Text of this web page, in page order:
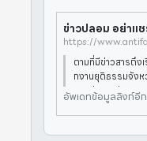
ตามที่มีข่าวสารถึง
กงานยุติธรรมจัง
ามคดีของ ปชช. แ
คล ทางศูนย์ต่อต้าน
การตรวจสอบข้อเ
ปลัดกระทรวงยุติ
อัพเดทข้อมูลลิงก์อี